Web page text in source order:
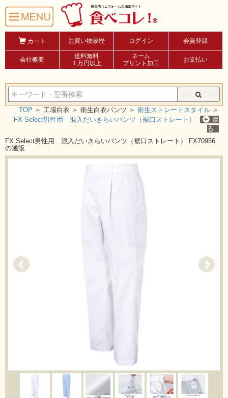
カート お買い物履歴 ログイン 会員登録
会社概要
送料無料
１万円以上
ネーム
プリント加工
お支払い
TOP ＞ 工場白衣 ＞ 衛生白衣パンツ ＞ 衛生ストレートスタイル ＞
FX Select男性用 混入だいきらいパンツ（裾口ストレート）
戻
る
FX Select男性用 混入だいきらいパンツ（裾口ストレート） FX70956
の通販